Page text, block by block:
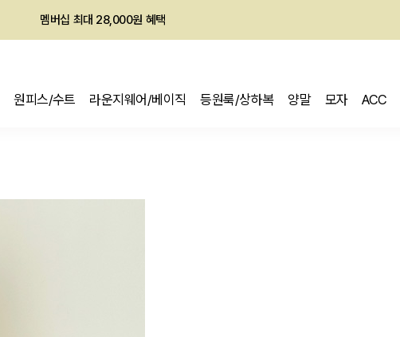
회원전용 아울렛, 가입하면 ~60% 할인!
원피스/수트 라운지웨어/베이직 등원룩/상하복 양말 모자 ACC